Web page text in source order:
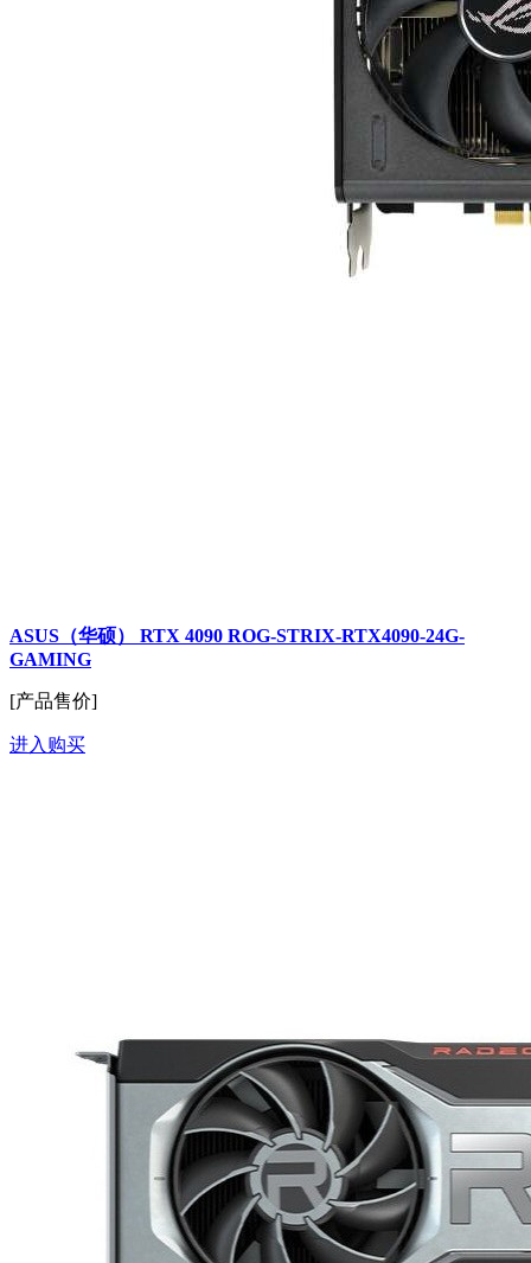
ASUS（华硕） RTX 4090 ROG-STRIX-RTX4090-24G-
GAMING
[产品售价]
进入购买